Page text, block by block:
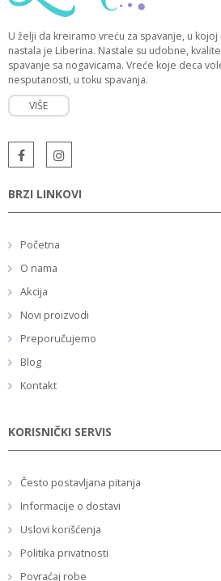
U želji da kreiramo vreću za spavanje, u
nastala je Liberina. Nastale su udobne,
spavanje sa nogavicama. Vreće koje deca
nesputanosti, u toku spavanja.
VIŠE
BRZI LINKOVI
Početna
O nama
Akcija
Novi proizvodi
Preporučujemo
Blog
Kontakt
KORISNIČKI SERVIS
Često postavljana pitanja
Informacije o dostavi
Uslovi korišćenja
Politika privatnosti
Povraćaj robe